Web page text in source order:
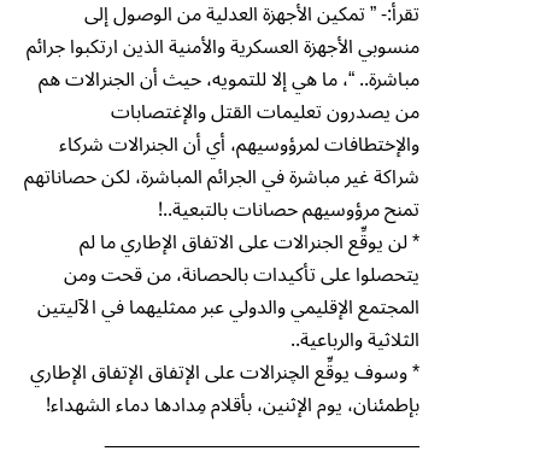
تقرأ:- ” تمكين الأجهزة العدلية من الوصول إلى
منسوبي الأجهزة العسكرية والأمنية الذين ارتكبوا جرائم
مباشرة.. “، ما هي إلا للتمويه، حيث أن الجنرالات هم
من يصدرون تعليمات القتل والإغتصابات
والإختطافات لمرؤوسيهم، أي أن الجنرالات شركاء
شراكة غير مباشرة في الجرائم المباشرة، لكن حصاناتهم
تمنح مرؤوسيهم حصانات بالتبعية..!
* لن يوقِّع الجنرالات على الاتفاق الإطاري ما لم
يتحصلوا على تأكيدات بالحصانة، من قحت ومن
المجتمع الإقليمي والدولي عبر ممثليهما في الآليتين
الثلاثية والرباعية..
* وسوف يوقِّع الچنرالات على الإتفاق الإتفاق الإطاري
بإطمئنان، يوم الإثنين، بأقلام مِدادها دماء الشهداء!
_____________________________